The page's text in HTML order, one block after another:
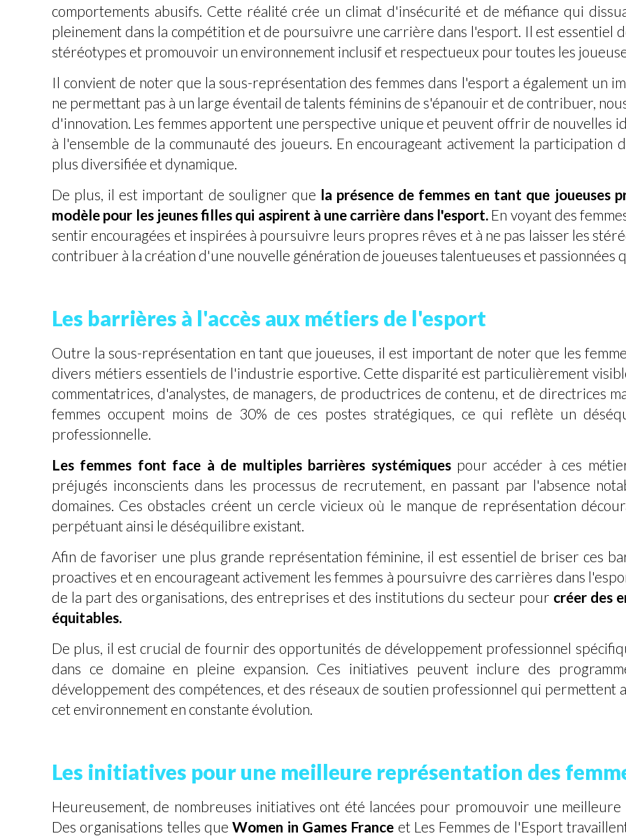
comportements abusifs. Cette réalité crée un climat d'insécurité et de méfiance qui
pleinement dans la compétition et de poursuivre une carrière dans l'esport. Il est essentiel
stéréotypes et promouvoir un environnement inclusif et respectueux pour toutes les
Il convient de noter que la sous-représentation des femmes dans l'esport a également un
ne permettant pas à un large éventail de talents féminins de s'épanouir et de contribuer,
d'innovation. Les femmes apportent une perspective unique et peuvent offrir de nouvelles
à l'ensemble de la communauté des joueurs. En encourageant activement la participation
plus diversifiée et dynamique.
De plus, il est important de souligner que la présence de femmes en tant que joueuses
modèle pour les jeunes filles qui aspirent à une carrière dans l'esport. En voyant des
sentir encouragées et inspirées à poursuivre leurs propres rêves et à ne pas laisser les
contribuer à la création d'une nouvelle génération de joueuses talentueuses et
Les barrières à l'accès aux métiers de l'esport
Outre la sous-représentation en tant que joueuses, il est important de noter que les
divers métiers essentiels de l'industrie esportive. Cette disparité est particulièrement
commentatrices, d'analystes, de managers, de productrices de contenu, et de directrices
femmes occupent moins de 30% de ces postes stratégiques, ce qui reflète un
professionnelle.
Les femmes font face à de multiples barrières systémiquespour accéder à ces
préjugés inconscients dans les processus de recrutement, en passant par l'absence
domaines. Ces obstacles créent un cercle vicieux où le manque de représentation
perpétuant ainsi le déséquilibre existant.
Afin de favoriser une plus grande représentation féminine, il est essentiel de briser ces
proactives et en encourageant activement les femmes à poursuivre des carrières dans
de la part des organisations, des entreprises et des institutions du secteur pour créer des
équitables.
De plus, il est crucial de fournir des opportunités de développement professionnel
dans ce domaine en pleine expansion. Ces initiatives peuvent inclure des
développement des compétences, et des réseaux de soutien professionnel qui permettent
cet environnement en constante évolution.
Les initiatives pour une meilleure représentation des
Heureusement, de nombreuses initiatives ont été lancées pour promouvoir une
Des organisations telles que Women in Games France et Les Femmes de l'Esport